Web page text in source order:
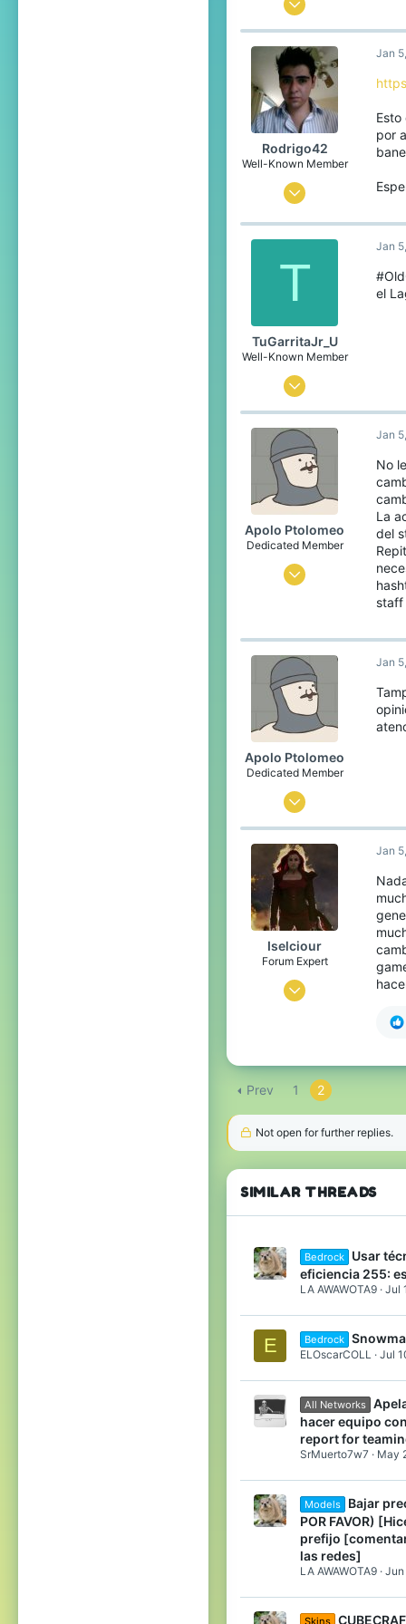
6
Rodrigo42
Well-Known Member
May 30, 2015
23
Jan
por
T
TuGarritaJr_U
Well-Known Member
Sep 11, 2015
2
Jan
el
Apolo Ptolomeo
Dedicated Member
Aug 6, 2014
Mexico
Jan
No
La
del
staff
Apolo Ptolomeo
Dedicated Member
Aug 6, 2014
1,546
Mexico
Jan
Iselciour
Forum Expert
Oct 21, 2014
253
Antarctica
Jan
Prev 1 2
Not open for further replies.
SIMILAR THREADS
Bedrock
Usar
eficiencia 255:
LA AWAWOTA9 Jul
E Bedrock
ELOscarCOLL Jul
All Networks
hacer equipo
report for
SrMuerto7w7 May
Models
Bajar
POR FAVOR)
prefijo
las redes]
LA AWAWOTA9